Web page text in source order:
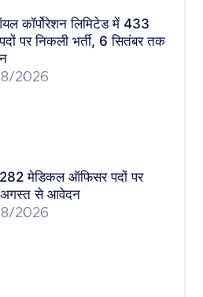
कॉर्पोरेशन लिमिटेड में 433
पर निकली भर्ती, 6 सितंबर तक
2026
मेडिकल ऑफिसर पदों पर
अगस्त से आवेदन
2026